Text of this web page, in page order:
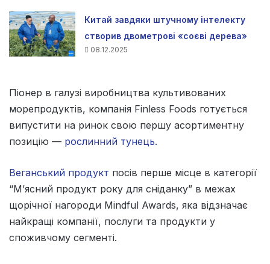
Китай завдяки штучному інтелекту
створив двометрові «соєві дерева»
08.12.2025
Піонер в галузі виробництва культивованих
морепродуктів, компанія Finless Foods готується
випустити на ринок свою першу асортиментну
позицію — рослинний тунець.
Веганський продукт посів перше місце в категорії
“М’ясний продукт року для сніданку” в межах
щорічної нагороди Mindful Awards, яка відзначає
найкращі компанії, послуги та продукти у
споживчому сегменті.